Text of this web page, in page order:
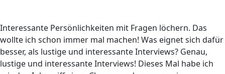
Interessante Persönlichkeiten mit Fragen löchern. Das
wollte ich schon immer mal machen! Was eignet sich dafür
besser, als lustige und interessante Interviews? Genau,
lustige und interessante Interviews! Dieses Mal habe ich